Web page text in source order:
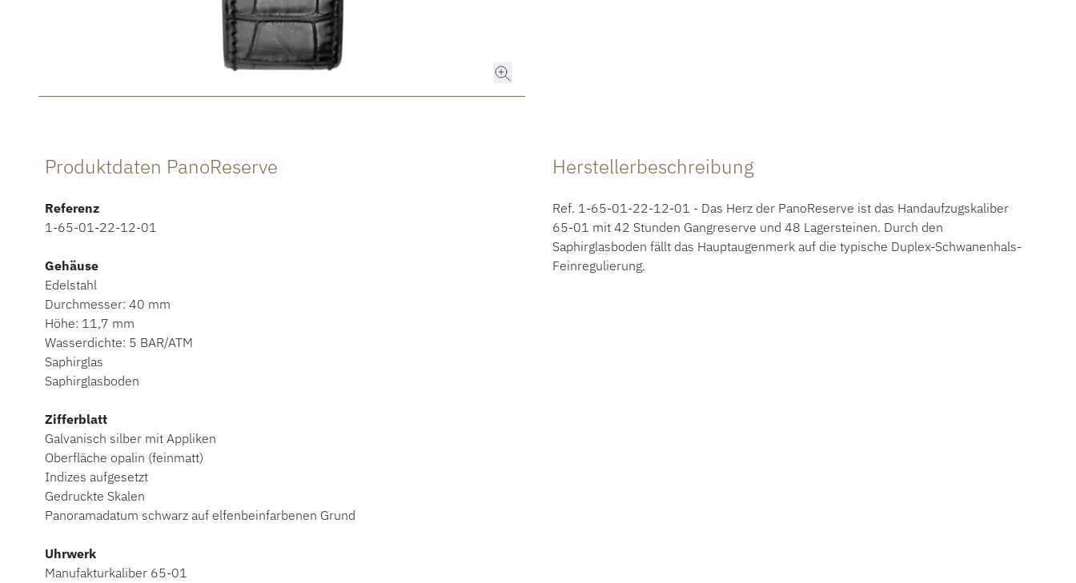
Produktdaten PanoReserve
Referenz
1-65-01-22-12-01
Gehäuse
Edelstahl
Durchmesser: 40 mm
Höhe: 11,7 mm
Wasserdichte: 5 BAR/ATM
Saphirglas
Saphirglasboden
Zifferblatt
Galvanisch silber mit Appliken
Oberfläche opalin (feinmatt)
Indizes aufgesetzt
Gedruckte Skalen
Panoramadatum schwarz auf elfenbeinfarbenen Grund
Uhrwerk
Manufakturkaliber 65-01
Herstellerbeschreibung
Ref. 1-65-01-22-12-01 - Das Herz der PanoReserve ist das Handaufzugskaliber
65-01 mit 42 Stunden Gangreserve und 48 Lagersteinen. Durch den
Saphirglasboden fällt das Hauptaugenmerk auf die typische Duplex-Schwanenhals-
Feinregulierung.